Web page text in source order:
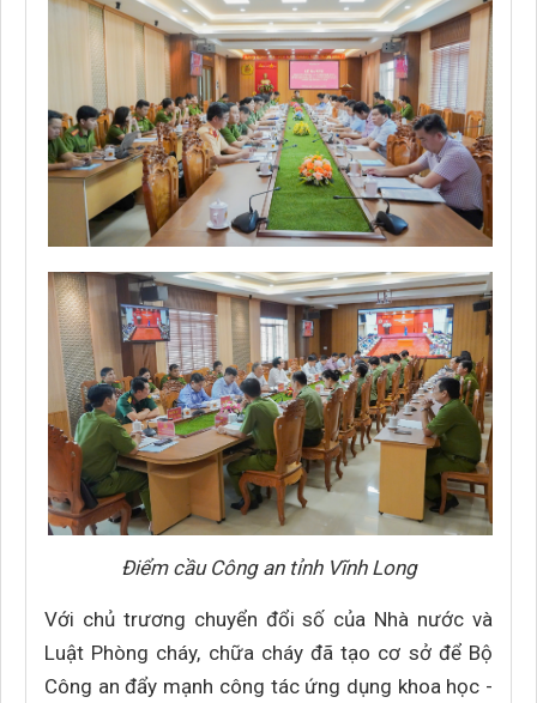
Điểm cầu Công an tỉnh Vĩnh Long
Với chủ trương chuyển đổi số của Nhà nước và
Luật Phòng cháy, chữa cháy đã tạo cơ sở để Bộ
Công an đẩy mạnh công tác ứng dụng khoa học -